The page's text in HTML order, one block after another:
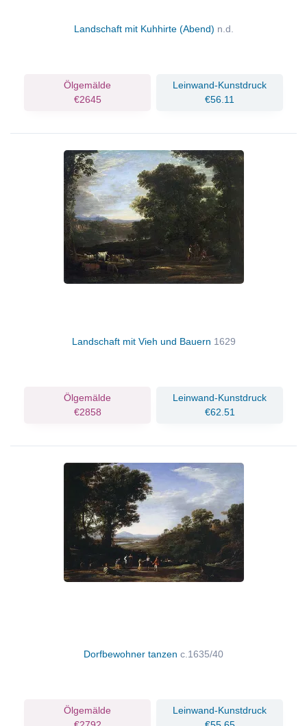
Landschaft mit Kuhhirte (Abend) n.d.
Ölgemälde
€2645
Leinwand-Kunstdruck
€56.11
Landschaft mit Vieh und Bauern 1629
Ölgemälde
€2858
Leinwand-Kunstdruck
€62.51
Dorfbewohner tanzen c.1635/40
Ölgemälde
Leinwand-Kunstdruck